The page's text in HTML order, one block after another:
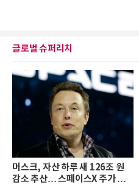
글로벌 슈퍼리치
머스크, 자산 하루 새 126조 원
감소 추산… 스페이스X 주가 하